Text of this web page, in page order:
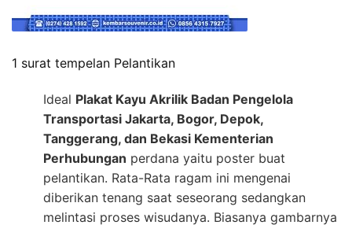
1 surat tempelan Pelantikan
Ideal Plakat Kayu Akrilik Badan Pengelola
Transportasi Jakarta, Bogor, Depok,
Tanggerang, dan Bekasi Kementerian
Perhubungan perdana yaitu poster buat
pelantikan. Rata-Rata ragam ini mengenai
diberikan tenang saat seseorang sedangkan
melintasi proses wisudanya. Biasanya gambarnya